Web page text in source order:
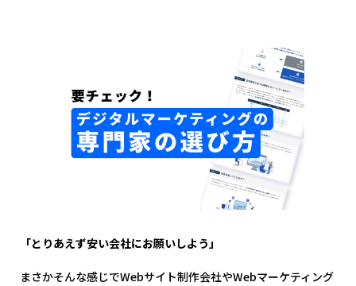
「とりあえず安い会社にお願いしよう」
まさかそんな感じでWebサイト制作会社やWebマーケティング